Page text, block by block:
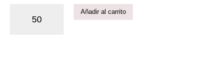
Añadir al carrito